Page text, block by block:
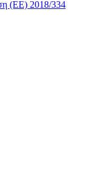
(ΕΕ) 2018/334